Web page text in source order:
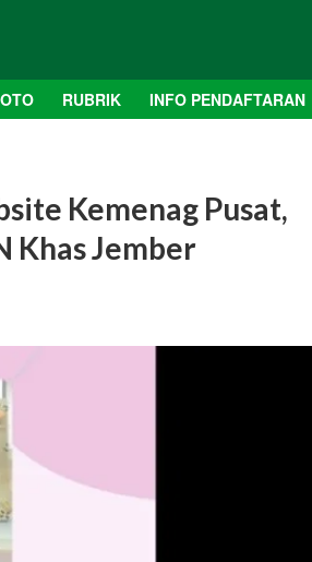
RUBRIK INFO PENDAFTARAN
Kemenag Pusat,
Khas Jember